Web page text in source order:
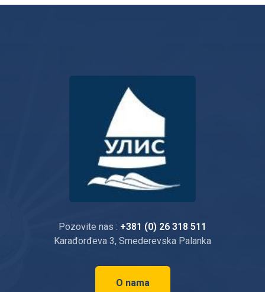
Pozovite nas : +381 (0) 26 318 511
Karađorđeva 3, Smederevska Palanka
O nama